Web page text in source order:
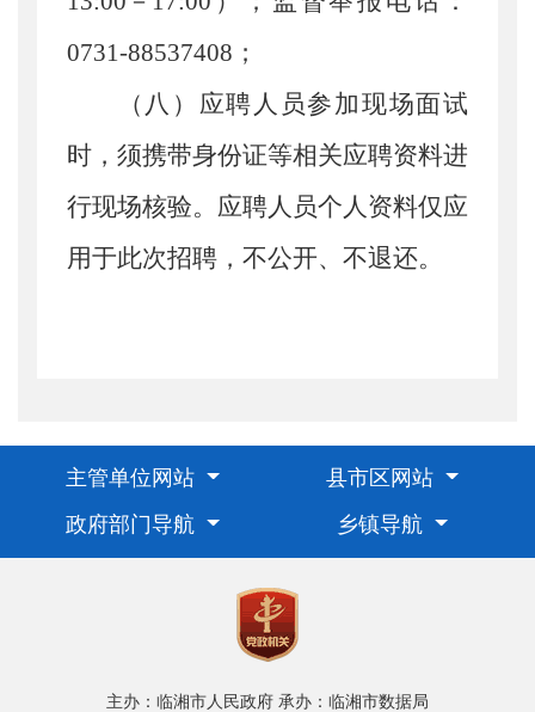
0731-88537408 ；
（八） 应聘人员参加现场面试
时，须携带身份证等相关应聘资料进
行现场核验。应聘人员个人资料仅应
用于此次招聘，不公开、不退还。
主管单位网站
县市区网站
政府部门导航
乡镇导航
主办：临湘市人民政府 承办：临湘市数据局